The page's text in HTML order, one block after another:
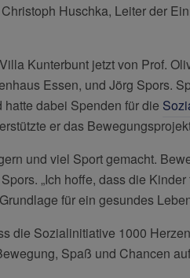
Huschka, Leiter der
Kunterbunt jetzt von Prof.
Essen, und Jörg Spors.
dabei Spenden für die
er das
und viel Sport gemacht.
„Ich hoffe, dass die
für ein gesundes
die Sozialinitiative 1000
Spaß und Chancen